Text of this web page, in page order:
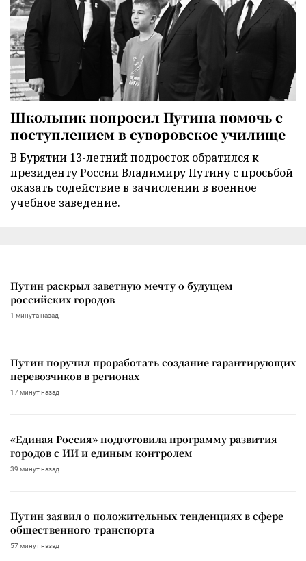
Школьник попросил Путина помочь с
поступлением в суворовское училище
В Бурятии 13-летний подросток обратился к
президенту России Владимиру Путину с просьбой
оказать содействие в зачислении в военное
учебное заведение.
Путин раскрыл заветную мечту о будущем
российских городов
1 минута назад
Путин поручил проработать создание гарантирующих
перевозчиков в регионах
17 минут назад
«Единая Россия» подготовила программу развития
городов с ИИ и единым контролем
39 минут назад
Путин заявил о положительных тенденциях в сфере
общественного транспорта
57 минут назад